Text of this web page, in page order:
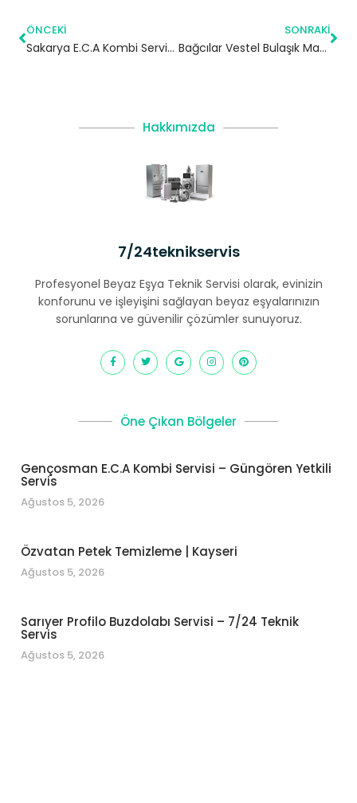
ÖNCEKI
Sakarya E.C.A Kombi Servisi – Eyüpsultan Yetkili Servis
SONRAKI
Bağcılar Vestel Bulaşık Makinesi Servisi
Hakkımızda
7/24teknikservis
Profesyonel Beyaz Eşya Teknik Servisi olarak, evinizin
konforunu ve işleyişini sağlayan beyaz eşyalarınızın
sorunlarına ve güvenilir çözümler sunuyoruz.
Öne Çıkan Bölgeler
Gençosman E.C.A Kombi Servisi – Güngören Yetkili
Servis
Ağustos 5, 2026
Özvatan Petek Temizleme | Kayseri
Ağustos 5, 2026
Sarıyer Profilo Buzdolabı Servisi – 7/24 Teknik
Servis
Ağustos 5, 2026